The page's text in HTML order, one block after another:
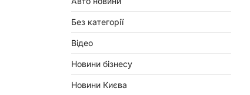
Без категорії
Відео
Новини бізнесу
Новини Києва